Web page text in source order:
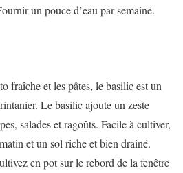
un pouce d’eau par semaine.
fraîche et les pâtes, le basilic est un
Le basilic ajoute un zeste
salades et ragoûts. Facile à cultiver,
et un sol riche et bien drainé.
en pot sur le rebord de la fenêtre